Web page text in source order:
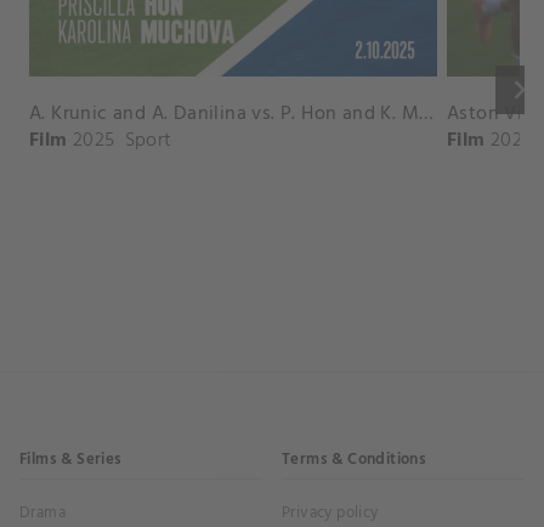
keyboard_arrow_right
A. Krunic and A. Danilina vs. P. Hon and K. Muchova Match Highlights - BEIJING_Capital Group Diamond ( October 02, 2025)
Film 2025 Sport Film 2026
Films & Series
Drama
Terms & Conditions
Privacy policy